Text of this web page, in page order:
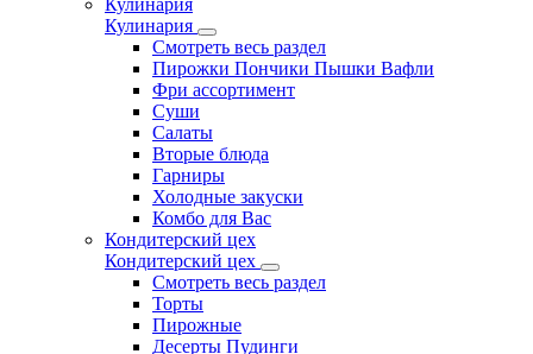
Кулинария
Кулинария
Смотреть весь раздел
Пирожки Пончики Пышки Вафли
Фри ассортимент
Суши
Салаты
Вторые блюда
Гарниры
Холодные закуски
Комбо для Вас
Кондитерский цех
Кондитерский цех
Смотреть весь раздел
Торты
Пирожные
Десерты Пудинги